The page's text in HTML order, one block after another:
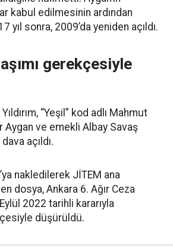
kabul edilmesinin ardından
yıl sonra, 2009’da yeniden açıldı.
gerekçesiyle
“Yeşil” kod adlı Mahmut
Aygan ve emekli Albay Savaş
açıldı.
nakledilerek JİTEM ana
dosya, Ankara 6. Ağır Ceza
2022 tarihli kararıyla
düşürüldü.